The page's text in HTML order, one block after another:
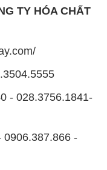
TY HÓA CHẤT
- 028.3756.1841-
0906.387.866 -